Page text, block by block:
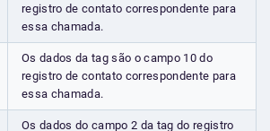
registro de contato correspondente para
essa chamada.
Os dados da tag são o campo 10 do
registro de contato correspondente para
essa chamada.
Os dados do campo 2 da tag do registro